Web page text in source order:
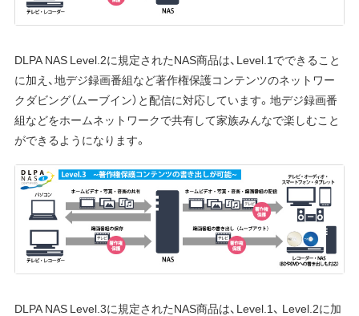
DLPA NAS Level.2に規定されたNAS商品は、Level.1でできること
に加え、地デジ録画番組など著作権保護コンテンツのネットワー
クダビング（ムーブイン）と配信に対応しています。地デジ録画番
組などをホームネットワークで共有して家族みんなで楽しむこと
ができるようになります。
DLPA NAS Level.3に規定されたNAS商品は、Level.1、 Level.2に加